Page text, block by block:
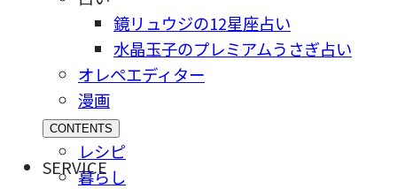
鏡リュウジの12星座占い
水晶玉子のプレミアムうさぎ占い
オレペエディター
漫画
CONTENTS
レシピ
暮らし
SERVICE